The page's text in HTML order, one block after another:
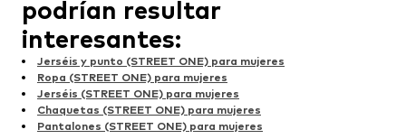
podrían resultar
interesantes:
Jerséis y punto (STREET ONE) para mujeres
Ropa (STREET ONE) para mujeres
Jerséis (STREET ONE) para mujeres
Chaquetas (STREET ONE) para mujeres
Pantalones (STREET ONE) para mujeres